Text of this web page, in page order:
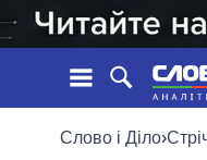
Слово і Діло›